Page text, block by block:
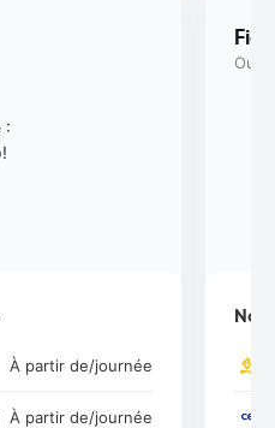
À partir de/journée
À partir de/journée
Ou
Nos